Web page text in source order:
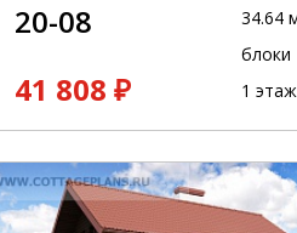
20-08
41 808 ₽
34.64
блоки
1 этаж